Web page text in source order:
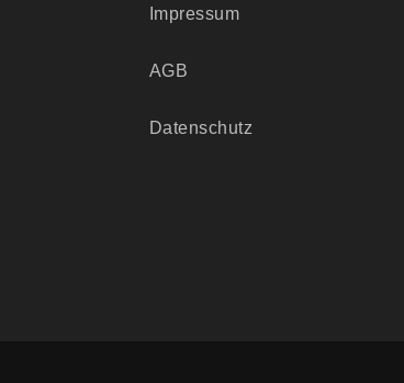
Impressum
AGB
Datenschutz